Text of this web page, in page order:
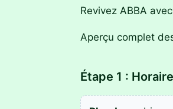
Revivez ABBA
Aperçu complet
Étape 1 :